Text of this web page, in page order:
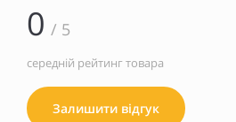
0 / 5
середній рейтинг товара
Залишити відгук